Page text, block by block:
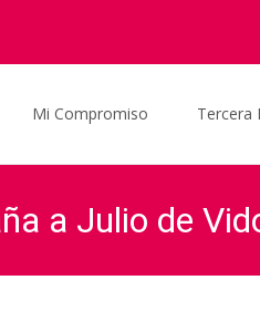
Mi Compromiso
Tercera
a Julio de